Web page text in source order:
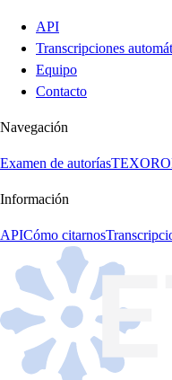
API
Transcripciones
Equipo
Contacto
Navegación
Examen de autoríasTEXORO
Información
APICómo citarnos